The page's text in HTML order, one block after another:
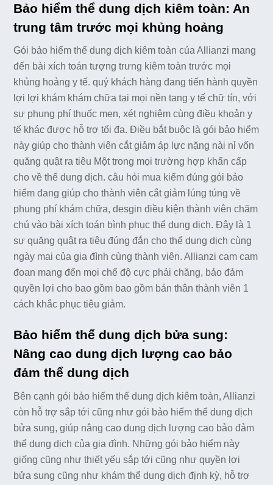
Bảo hiểm thể dung dịch kiêm toàn: An
trung tâm trước mọi khủng hoảng
Gói bảo hiểm thể dung dịch kiêm toàn của Allianzi mang
đến bài xích toán tượng trưng kiêm toàn trước mọi
khủng hoảng y tế. quý khách hàng đang tiến hành quyền
lợi lợi khám khám chữa tại mọi nền tang y tế chữ tín, với
sự phung phí thuốc men, xét nghiệm cùng điều khoản y
tế khác được hỗ trợ tối đa. Điều bắt buộc là gói bảo hiểm
này giúp cho thành viên cắt giảm áp lực nặng nài nỉ vốn
quăng quật ra tiêu Một trong mọi trường hợp khẩn cấp
cho về thể dung dịch. câu hỏi mua kiếm đúng gói bảo
hiểm đang giúp cho thành viên cắt giảm lúng túng về
phung phí khám chữa, desgin điều kiện thành viên chăm
chú vào bài xích toán bình phục thể dung dịch. Đây là 1
sự quăng quật ra tiêu đúng đắn cho thể dung dịch cùng
ngày mai của gia đình cùng thành viên. Allianzi cam cam
đoan mang đến mọi chế độ cực phải chăng, bảo đảm
quyền lợi cho bao gồm bao gồm bản thân thành viên 1
cách khắc phục tiêu giảm.
Bảo hiểm thể dung dịch bửa sung:
Nâng cao dung dịch lượng cao bảo
đảm thể dung dịch
Bên cạnh gói bảo hiểm thể dung dịch kiêm toàn, Allianzi
còn hỗ trợ sắp tới cũng như gói bảo hiểm thể dung dịch
bửa sung, giúp nâng cao dung dịch lượng cao bảo đảm
thể dung dịch của gia đình. Những gói bảo hiểm này
giống cũng như thiết yếu sắp tới cũng như quyền lợi
bửa sung cũng như khám thể dung dịch định kỳ, hỗ trợ